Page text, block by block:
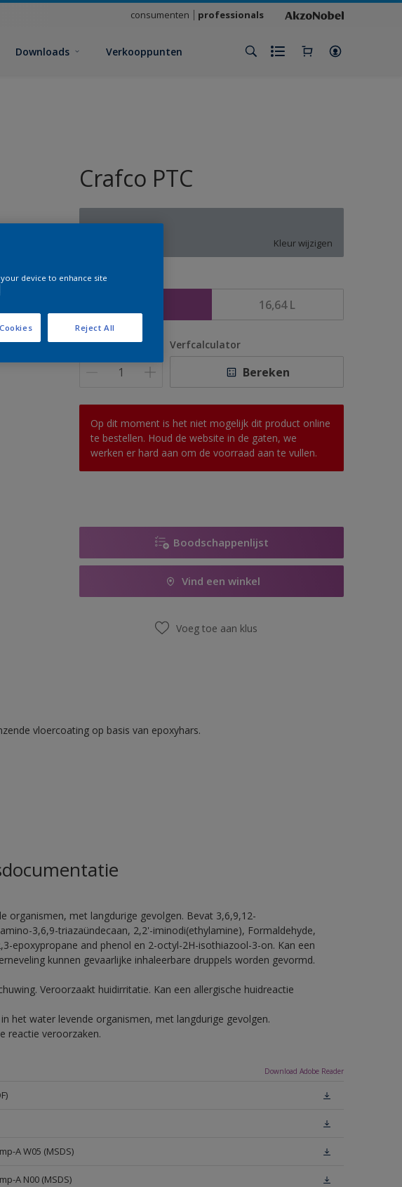
consumenten professionals
Downloads Verkooppunten
Crafco PTC
T4.04.66
Kleur wijzigen
Grootte
16,64 L
Aantal Verfcalculator
Bereken
Op dit moment is het niet mogelijk dit product online
te bestellen. Houd de website in de gaten, we
werken er hard aan om de voorraad aan te vullen.
Boodschappenlijst
Vind een winkel
Voeg toe aan klus
vloercoating op basis van epoxyhars.
organismen, met langdurige gevolgen. Bevat 3,6,9,12-
3,6,9-triazaündecaan, 2,2'-iminodi(ethylamine), Formaldehyde,
epoxypropane and phenol en 2-octyl-2H-isothiazool-3-on. Kan een
kunnen gevaarlijke inhaleerbare druppels worden gevormd.
Veroorzaakt huidirritatie. Kan een allergische huidreactie
het water levende organismen, met langdurige gevolgen.
reactie veroorzaken.
Download Adobe Reader
A W05 (MSDS)
A N00 (MSDS)
device to enhance site
Reject All